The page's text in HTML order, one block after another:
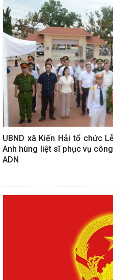
UBND xã Kiến Hải tổ chức
Anh hùng liệt sĩ phục vụ
ADN